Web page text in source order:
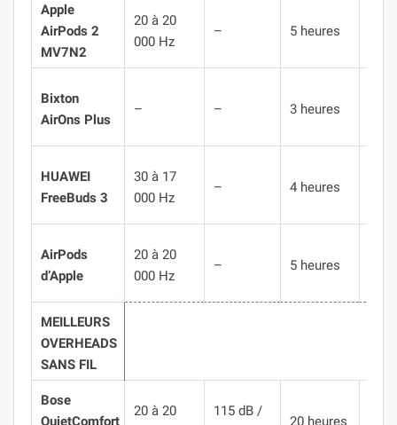
Apple
AirPods 2
MV7N2
20 à 20
000 Hz
– 5 heures
Bixton
AirOns Plus
– – 3 heures
HUAWEI
FreeBuds 3
30 à 17
000 Hz
– 4 heures
AirPods
d’Apple
20 à 20
000 Hz
– 5 heures
MEILLEURS
OVERHEADS
SANS FIL
Bose
QuietComfort
20 à 20
115 dB /
20 heures